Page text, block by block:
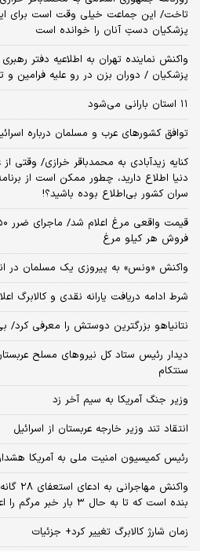
تاخت/ این جماعت خیلی وقت است برای
پزشکیان دستِ آنان را خوانده است
پزشکیان / دوران بزن در رو علیه فرامین و
۱۱ استان بارانی می‌شود
توافق کشورهای عرب و مسلمان درباره
کنایه زیدآبادی به محمدباقر خرازی/
دنیا اطلاع دارید، چطور ممکن است از
سران کشور بی‌اطلاع بوده باشید؟!
فروش هر کیلو مرغ
واکنش «ونس» به پیروزی یک مسلمان در
شرط ادامه دریافت یارانه نقدی و کالابرگ
نتانیاهو بزرگترین دوستش را معرفی کرد/
دیدار رئیس ستاد کل نیروهای مسلح
سنتکام
وزیر جنگ آمریکا به سیم آخر زد
انتقاد تند وزیر خارجه عربستان از اسرائیل
رئیس کمیسیون امنیت ملی به آمریکا
واکنش
بنده است که تا به حال ۳ بار خبر مرگم را اعلام کردند!
زمان شارژ کالابرگ تغییر کرد+ جزئیات